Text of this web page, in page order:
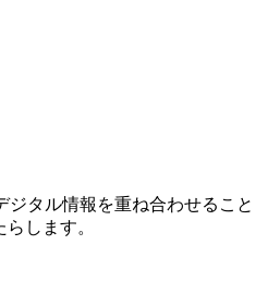
タル情報を重ね合わせること
します。